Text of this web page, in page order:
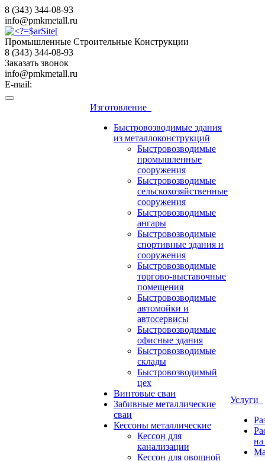
8 (343) 344-08-93
info@pmkmetall.ru
Промышленные Строительные Конструкции
8 (343) 344-08-93
Заказать звонок
info@pmkmetall.ru
E-mail:
Изготовление
Быстровозводимые здания
из металлоконструкций
Быстровозводимые
промышленные
сооружения
Быстровозводимые
сельскохозяйственные
сооружения
Быстровозводимые
ангары
Быстровозводимые
спортивные здания и
сооружения
Быстровозводимые
торгово-выставочные
помещения
Быстровозводимые
автомойки и
автосервисы
Быстровозводимые
офисные здания
Быстровозводимые
склады
Быстровозводимый
цех
Винтовые сваи
Забивные металлические
сваи
Кессоны металлические
Кессон для
канализации
Кессон для овощной
Услуги